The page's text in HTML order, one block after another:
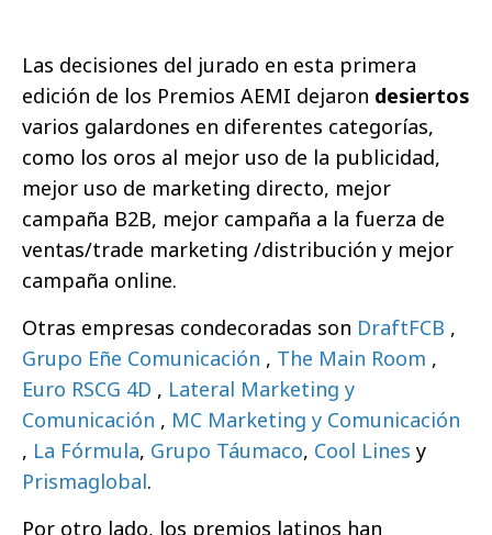
Las decisiones del jurado en esta primera
edición de los Premios AEMI dejaron desiertos
varios galardones en diferentes categorías,
como los oros al mejor uso de la publicidad,
mejor uso de marketing directo, mejor
campaña B2B, mejor campaña a la fuerza de
ventas/trade marketing /distribución y mejor
campaña online.
Otras empresas condecoradas son DraftFCB ,
Grupo Eñe Comunicación , The Main Room ,
Euro RSCG 4D , Lateral Marketing y
Comunicación , MC Marketing y Comunicación
, La Fórmula, Grupo Táumaco, Cool Lines y
Prismaglobal.
Por otro lado, los premios latinos han